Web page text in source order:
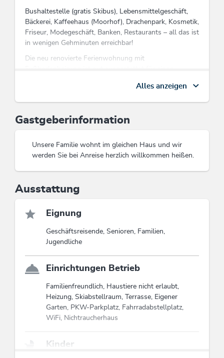
Bushaltestelle (gratis Skibus), Lebensmittelgeschäft,
Bäckerei, Kaffeehaus (Moorhof), Drachenpark, Kosmetik,
Friseur, Modegeschäft, Banken, Restaurants – all das ist
in wenigen Gehminuten erreichbar!
Die neu renovierte Ferienwohnung mit
m2 und großer Sonnenterrasse (30 m2) mit
Grillmöglichkeit im Garten (Sommer).
„Lass´ es dir nicht erzählen, erlebe es selbst!“
Diese Unterkunft ist Mitglied von
Wildschönau Premium Card
Wanderbus, Wanderungen,
Kinderprogramm etc ...
Alles anzeigen
Gastgeberinformation
Unsere Familie wohnt im gleichen Haus und wir
werden Sie bei Anreise herzlich willkommen heißen.
Ausstattung
Eignung
Geschäftsreisende, Senioren, Familien,
Jugendliche
Einrichtungen Betrieb
Familienfreundlich, Haustiere nicht erlaubt,
Heizung, Skiabstellraum, Terrasse, Eigener
Garten, PKW-Parkplatz, Fahrradabstellplatz,
WiFi, Nichtraucherhaus
Kinder